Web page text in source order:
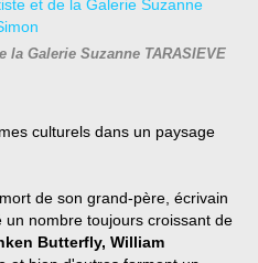
la Galerie Suzanne TARASIEVE
culturels dans un paysage
de son grand-père, écrivain
nombre toujours croissant de
Butterfly, William